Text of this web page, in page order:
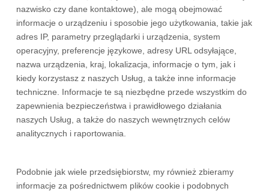
nazwisko czy dane kontaktowe), ale mogą obejmować
informacje o urządzeniu i sposobie jego użytkowania, takie jak
adres IP, parametry przeglądarki i urządzenia, system
operacyjny, preferencje językowe, adresy URL odsyłające,
nazwa urządzenia, kraj, lokalizacja, informacje o tym, jak i
kiedy korzystasz z naszych Usług, a także inne informacje
techniczne. Informacje te są niezbędne przede wszystkim do
zapewnienia bezpieczeństwa i prawidłowego działania
naszych Usług, a także do naszych wewnętrznych celów
analitycznych i raportowania.
Podobnie jak wiele przedsiębiorstw, my również zbieramy
informacje za pośrednictwem plików cookie i podobnych